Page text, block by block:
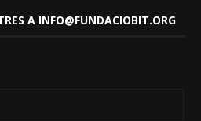
A INFO@FUNDACIOBIT.ORG